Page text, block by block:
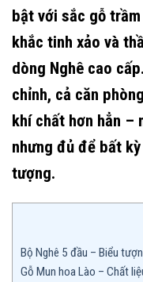
bật với sắc gỗ
khắc tinh xảo và
dòng Nghê cao
chỉnh, cả căn
khí chất hơn hẳn –
nhưng đủ để bất
tượng.
Bộ Nghê 5 đầu – Biểu
Gỗ Mun hoa Lào – Chất